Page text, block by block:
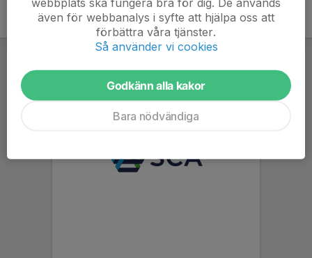
även för webbanalys i syfte att hjälpa oss att
förbättra våra tjänster.
Så använder vi cookies
Godkänn alla kakor
Bara nödvändiga